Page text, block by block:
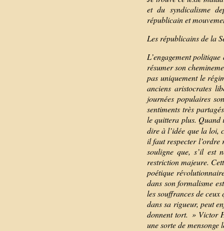
et du syndicalisme
républicain et
Les républicains de la
L’engagement
résumer son
pas uniquement le
anciens aristocrates
journées populaires
sentiments très
le quittera plus.
dire à l’idée que la loi,
il faut respecter l’ordre
souligne que, s’il est
restriction majeure.
poétique
dans son formalisme
les souffrances de
dans sa rigueur, peut
donnent tort. » Victor
une sorte de